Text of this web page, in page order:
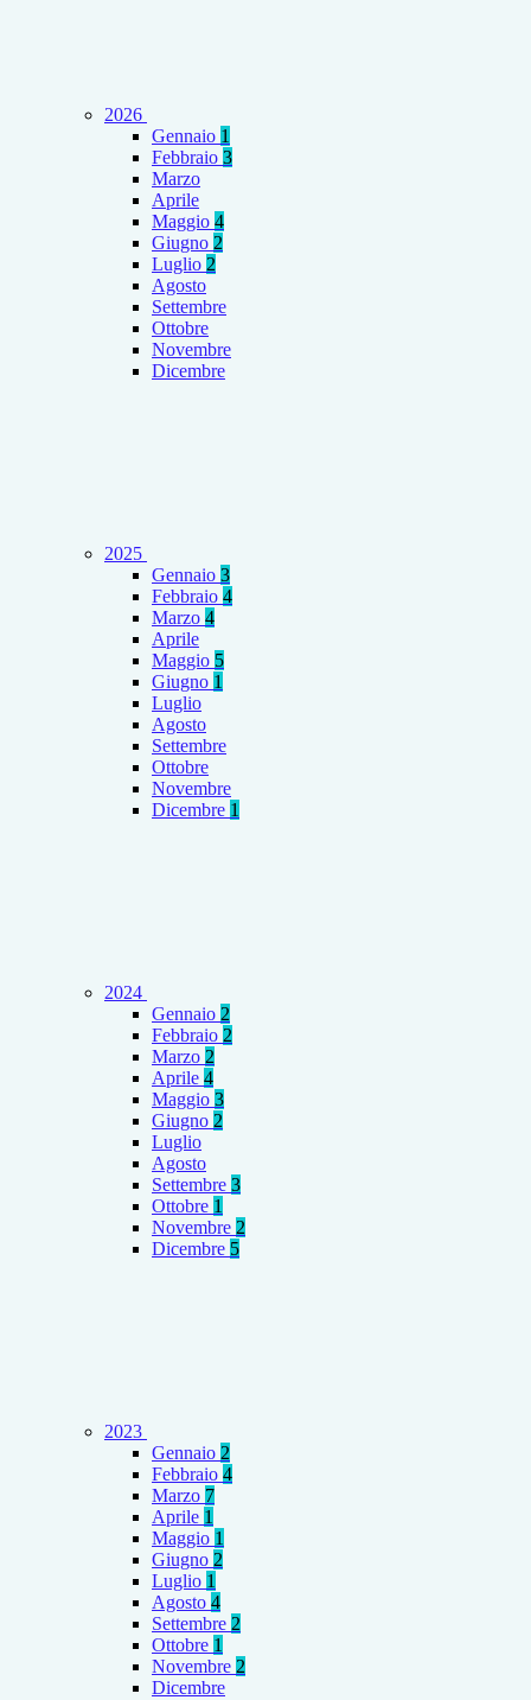
2026
Gennaio 1
Febbraio 3
Marzo
Aprile
Maggio 4
Giugno 2
Luglio 2
Agosto
Settembre
Ottobre
Novembre
Dicembre
2025
Gennaio 3
Febbraio 4
Marzo 4
Aprile
Maggio 5
Giugno 1
Luglio
Agosto
Settembre
Ottobre
Novembre
Dicembre 1
2024
Gennaio 2
Febbraio 2
Marzo 2
Aprile 4
Maggio 3
Giugno 2
Luglio
Agosto
Settembre 3
Ottobre 1
Novembre 2
Dicembre 5
2023
Gennaio 2
Febbraio 4
Marzo 7
Aprile 1
Maggio 1
Giugno 2
Luglio 1
Agosto 4
Settembre 2
Ottobre 1
Novembre 2
Dicembre